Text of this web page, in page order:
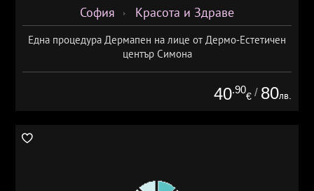
София Красота и Здраве
Една процедура Дермапен на лице от Дермо-Естетичен
център Симона
40.90
€ / 80лв.